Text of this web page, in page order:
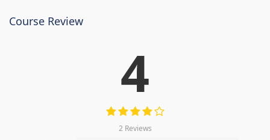
Course Review
4
2 Reviews